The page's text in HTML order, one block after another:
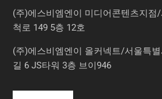
(주)에스비엠엔이 미디어콘텐츠지점
척로 149 5층 12호
(주)에스비엠엔이 올커넥트/서울특
길 6 JS타워 3층 브이946